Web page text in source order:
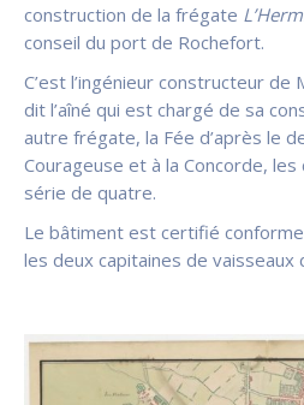
construction de la frégate
conseil du port de Rochefort.
C’est l’ingénieur constructeur de
dit l’aîné qui est chargé de sa
autre frégate, la Fée d’après le
Courageuse et à la Concorde,
série de quatre.
Le bâtiment est certifié
les deux capitaines de vaisseaux